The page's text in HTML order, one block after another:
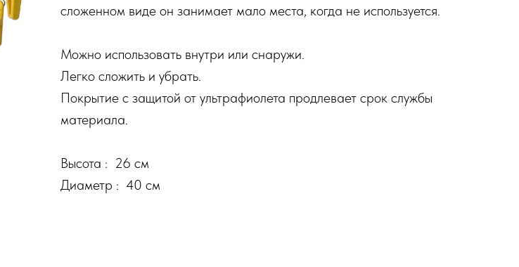
сложенном виде он занимает мало места, когда не используется.
Можно использовать внутри или снаружи.
Легко сложить и убрать.
Покрытие с защитой от ультрафиолета продлевает срок службы
материала.
Высота : 26 см
Диаметр : 40 см